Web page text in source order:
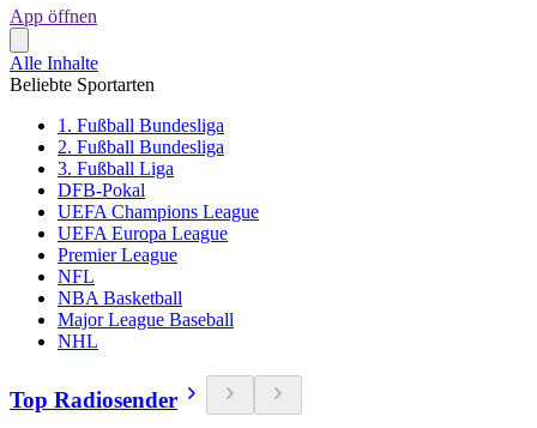
App öffnen
Alle Inhalte
Beliebte Sportarten
1. Fußball Bundesliga
2. Fußball Bundesliga
3. Fußball Liga
DFB-Pokal
UEFA Champions League
UEFA Europa League
Premier League
NFL
NBA Basketball
Major League Baseball
NHL
Top Radiosender